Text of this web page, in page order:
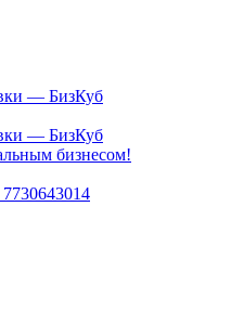
— БизКуб
— БизКуб
бизнесом!